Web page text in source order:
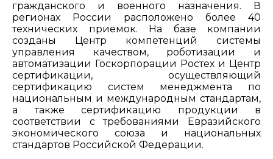
гражданского и военного назначения. В
регионах России расположено более 40
технических приемок. На базе компании
созданы Центр компетенций системы
управления качеством, роботизации и
автоматизации Госкорпорации Ростех и Центр
сертификации, осуществляющий
сертификацию систем менеджмента по
национальным и международным стандартам,
а также сертификацию продукции в
соответствии с требованиями Евразийского
экономического союза и национальных
стандартов Российской Федерации.